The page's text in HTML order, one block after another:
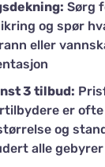
Sørg
og spør
eller
3 tilbud:
er
og
alle gebyrer